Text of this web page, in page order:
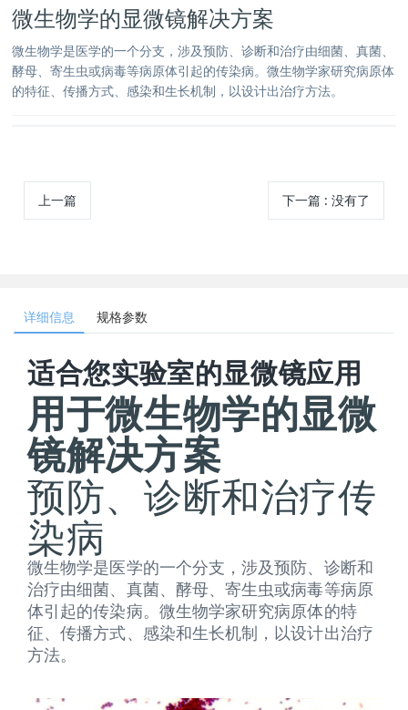
微生物学的显微镜解决方案
微生物学是医学的一个分支，涉及预防、诊断和治疗由细菌、真菌、
酵母、寄生虫或病毒等病原体引起的传染病。微生物学家研究病原体
的特征、传播方式、感染和生长机制，以设计出治疗方法。
上一篇 下一篇: 没有了
详细信息 规格参数
适合您实验室的显微镜应用
用于微生物学的显微
镜解决方案
预防、诊断和治疗传
染病
微生物学是医学的一个分支，涉及预防、诊断和
治疗由细菌、真菌、酵母、寄生虫或病毒等病原
体引起的传染病。微生物学家研究病原体的特
征、传播方式、感染和生长机制，以设计出治疗
方法。